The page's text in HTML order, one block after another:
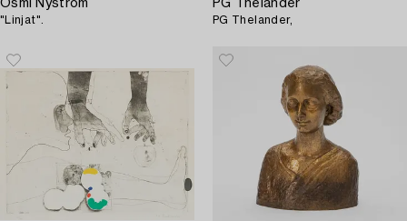
Osmi Nyström
"Linjat".
PG Thelander
PG Thelander,